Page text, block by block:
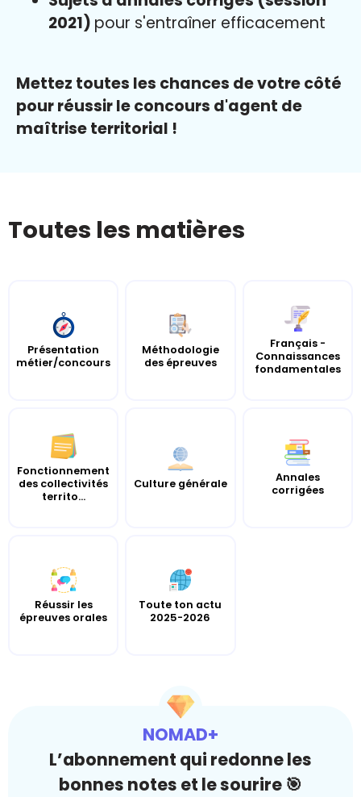
2021) pour s'entraîner efficacement
Mettez toutes les chances de votre côté
pour réussir le concours d'agent de
maîtrise territorial !
Toutes les matières
Présentation
métier/concours
Méthodologie
des épreuves
Français -
Connaissances
fondamentales
Fonctionnement
des collectivités
territo...
Culture générale
Annales
corrigées
Réussir les
épreuves orales
Toute ton actu
2025-2026
NOMAD+
L’abonnement qui redonne les
bonnes notes et le sourire 🎯